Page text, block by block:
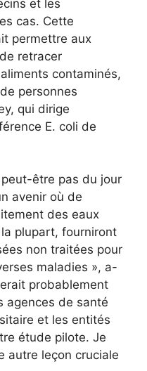
et les
cas. Cette
permettre aux
retracer
contaminés,
personnes
qui dirige
E. coli de
être pas du jour
avenir où de
des eaux
plupart, fourniront
non traitées pour
maladies », a-
probablement
agences de santé
et les entités
étude pilote. Je
autre leçon cruciale